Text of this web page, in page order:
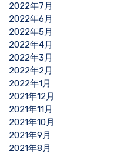
2022年7月
2022年6月
2022年5月
2022年4月
2022年3月
2022年2月
2022年1月
2021年12月
2021年11月
2021年10月
2021年9月
2021年8月